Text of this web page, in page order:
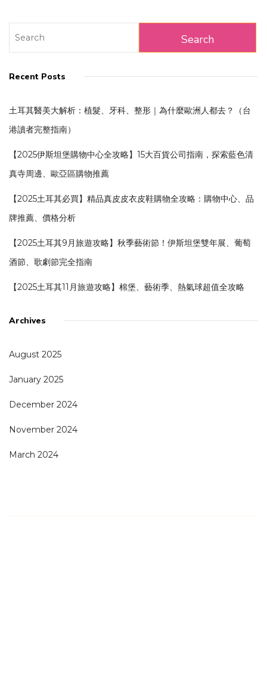
Recent Posts
土耳其醫美大解析：植髮、牙科、整形｜為什麼歐洲人都去？（台
港讀者完整指南）
【2025伊斯坦堡購物中心全攻略】15大百貨公司指南，探索藍色清
真寺周邊、歐亞區購物推薦
【2025土耳其必買】精品真皮皮衣皮鞋購物全攻略：購物中心、品
牌推薦、價格分析
【2025土耳其9月旅遊攻略】秋季藝術節！伊斯坦堡雙年展、葡萄
酒節、歌劇節完全指南
【2025土耳其11月旅遊攻略】棉堡、藝術季、熱氣球超值全攻略
Archives
August 2025
January 2025
December 2024
November 2024
March 2024